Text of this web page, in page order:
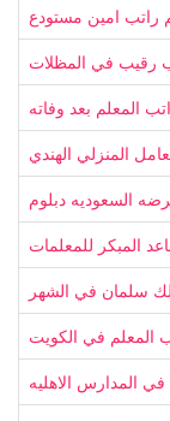
راتب امين مستودع
رقيب في المظلات
المعلم بعد وفاته
المنزلي الهندي
السعوديه دبلوم
المبكر للمعلمات
سلمان في الشهر
المعلم في الكويت
المدارس الاهليه